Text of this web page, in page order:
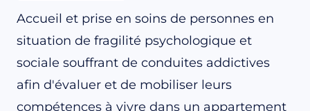
Accueil et prise en soins de personnes en
situation de fragilité psychologique et
sociale souffrant de conduites addictives
afin d'évaluer et de mobiliser leurs
compétences à vivre dans un appartement